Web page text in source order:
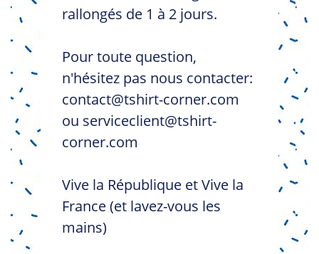
rallongés de 1 à 2 jours.
Pour toute question,
n'hésitez pas nous contacter:
contact@tshirt-corner.com
ou serviceclient@tshirt-
corner.com
Vive la République et Vive la
France (et lavez-vous les
mains)